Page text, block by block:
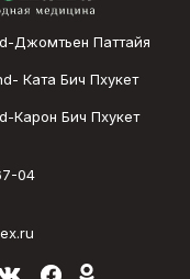
Джомтьен Паттайя
Ката Бич Пхукет
Карон Бич Пхукет
04